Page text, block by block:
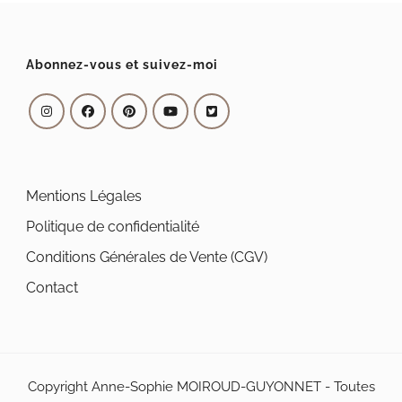
être
choisies
sur
page
du
produit
Abonnez-vous et suivez-moi
Mentions Légales
Politique de confidentialité
Conditions Générales de Vente (CGV)
Contact
Copyright Anne-Sophie MOIROUD-GUYONNET - Toutes